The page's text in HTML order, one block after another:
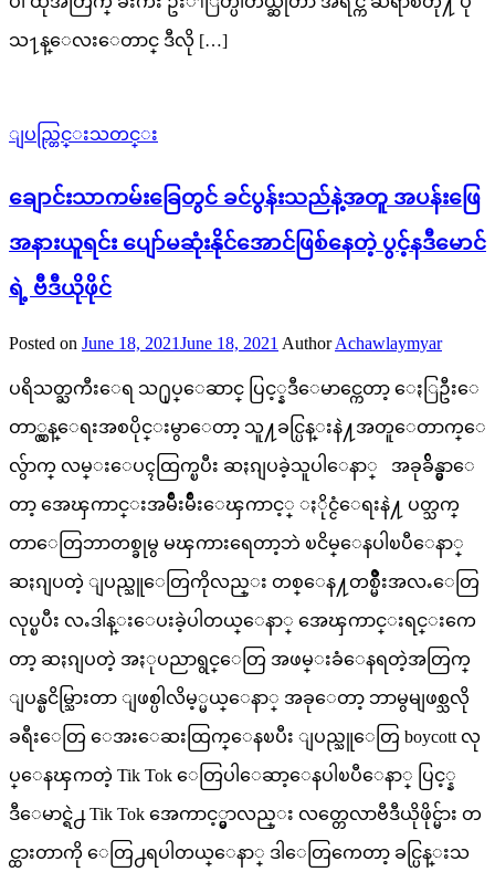
သ႑န္ေလးေတာင္ ဒီလို […]
ျပည္တြင္းသတင္း
ချောင်းသာကမ်းခြေတွင် ခင်ပွန်းသည်နဲ့အတူ အပန်းဖြေ
အနားယူရင်း ပျော်မဆုံးနိုင်အောင်ဖြစ်နေတဲ့ ပွင့်နဒီမောင်
ရဲ့ ဗီဒီယိုဖိုင်
Posted on June 18, 2021June 18, 2021 Author Achawlaymyar
ပရိသတ္ႀကီးေရ သ႐ုပ္ေဆာင္ ပြင့္နဒီေမာင္ကေတာ့ ေႏြဦးေ
တာ္လွန္ေရးအစပိုင္းမွာေတာ့ သူ႔ခင္ပြန္းနဲ႔အတူေတာက္ေ
လွ်ာက္ လမ္းေပၚထြက္ၿပီး ဆႏၵျပခဲ့သူပါေနာ္ အခုခ်ိန္မွာေ
တာ့ အေၾကာင္းအမ်ိဳးမ်ိဳးေၾကာင့္ ႏိုင္ငံေရးနဲ႔ ပတ္သက္
တာေတြဘာတစ္ခုမွ မၾကားရေတာ့ဘဲ ၿငိမ္ေနပါၿပီေနာ္
ဆႏၵျပတဲ့ ျပည္သူေတြကိုလည္း တစ္ေန႔တစ္မ်ိဳးအလႉေတြ
လုပ္ၿပီး လႉဒါန္းေပးခဲ့ပါတယ္ေနာ္ အေၾကာင္းရင္းကေ
တာ့ ဆႏၵျပတဲ့ အႏုပညာရွင္ေတြ အဖမ္းခံေနရတဲ့အတြက္
ျပန္ၿငိမ္သြားတာ ျဖစ္ပါလိမ့္မယ္ေနာ္ အခုေတာ့ ဘာမွမျဖစ္သလို
ခရီးေတြ ေအးေဆးထြက္ေနၿပီး ျပည္သူေတြ boycott လု
ပ္ေနၾကတဲ့ Tik Tok ေတြပါေဆာ့ေနပါၿပီေနာ္ ပြင့္န
ဒီေမာင္ရဲ႕ Tik Tok အေကာင့္မွာလည္း လတ္တေလာဗီဒီယိုဖိုင္မ်ား တ
င္ထားတာကို ေတြ႕ရပါတယ္ေနာ္ ဒါေတြကေတာ့ ခင္ပြန္းသ